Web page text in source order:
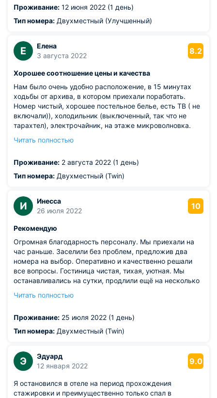
Проживание: 12 июня 2022 (1 день)
Тип номера: Двухместный (Улучшенный)
Е
Елена
3 августа 2022
8.2
Хорошее соотношение цены и качества
Нам было очень удобно расположение, в 15 минутах
ходьбы от архива, в котором приехали поработать.
Номер чистый, хорошее постельное белье, есть ТВ ( не
включали)), холодильник (выключенный, так что не
тарахтел), электрочайник, на этаже микроволновка.
нашлась Пятёрочка и очень приличное кафе
что вполне приемлемое жильё за такие деньги.
Персонал приветливый, на все вопросы нам любезно с
Душ с туалетом в таком узком закутке, что до
туалетной бумаги и мусорного бачка мне (со сломанной
даже несмотря на открытое окно. Видимо, зимой как-то
покомфортнее (если топят норм). 3. По виду подумали,
что место будет тихое, но не повезло: всю ночь какие-
то шумы с улицы, плюс слышно было, как соседи за
стеной принимают душ в два часа ночи - как будто в
нашем номере, а в 4 часа кто-то начал в полный голос
«повезло», но из песни слова не выкинешь. Все равно
Читать полностью
Проживание: 2 августа 2022 (1 день)
Тип номера: Двухместный (Twin)
И
Инесса
26 июля 2022
10
Рекомендую
Огромная благодарность персоналу. Мы приехали на
час раньше. Заселили без проблем, предложив два
номера на выбор. Оперативно и качественно решали
все вопросы. Гостиница чистая, тихая, уютная. Мы
останавливались на сутки, продлили ещё на несколько
чайник, микроволновка. У нас в номере тоже был
Читать полностью
Проживание: 25 июля 2022 (1 день)
Тип номера: Двухместный (Twin)
Э
Эдуард
12 января 2022
9.0
Я остановился в отеле на период прохождения
стажировки и преимущественно только спал в